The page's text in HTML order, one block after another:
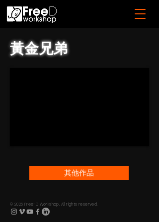
黃金兄弟
其他作品
© 2025 Free-D Workshop. All rights reserved.